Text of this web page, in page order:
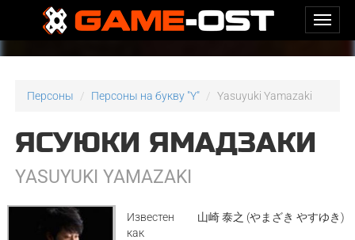
Персоны Персоны на букву "Y" Yasuyuki Yamazaki
ЯСУЮКИ ЯМАДЗАКИ
YASUYUKI YAMAZAKI
Известен
как
山崎 泰之 (やまざき やすゆき)